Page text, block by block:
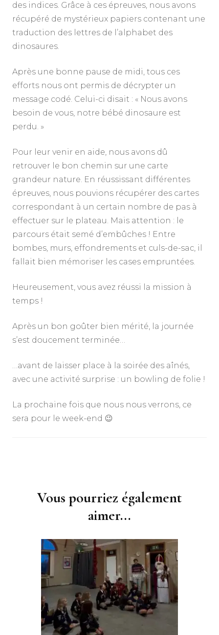
des indices. Grâce à ces épreuves, nous avons
récupéré de mystérieux papiers contenant une
traduction des lettres de l’alphabet des
dinosaures.
Après une bonne pause de midi, tous ces
efforts nous ont permis de décrypter un
message codé. Celui-ci disait : « Nous avons
besoin de vous, notre bébé dinosaure est
perdu. »
Pour leur venir en aide, nous avons dû
retrouver le bon chemin sur une carte
grandeur nature. En réussissant différentes
épreuves, nous pouvions récupérer des cartes
correspondant à un certain nombre de pas à
effectuer sur le plateau. Mais attention : le
parcours était semé d’embûches ! Entre
bombes, murs, effondrements et culs-de-sac, il
fallait bien mémoriser les cases empruntées.
Heureusement, vous avez réussi la mission à
temps !
Après un bon goûter bien mérité, la journée
s’est doucement terminée…
…avant de laisser place à la soirée des aînés,
avec une activité surprise : un bowling de folie !
La prochaine fois que nous nous verrons, ce
sera pour le week-end 😉
Vous pourriez également
aimer...